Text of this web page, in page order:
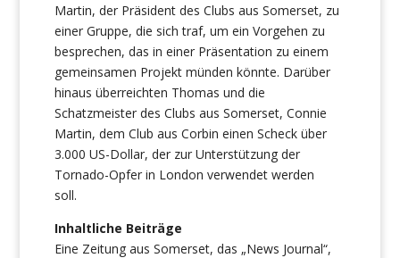
Martin, der Präsident des Clubs aus Somerset, zu
einer Gruppe, die sich traf, um ein Vorgehen zu
besprechen, das in einer Präsentation zu einem
gemeinsamen Projekt münden könnte. Darüber
hinaus überreichten Thomas und die
Schatzmeister des Clubs aus Somerset, Connie
Martin, dem Club aus Corbin einen Scheck über
3.000 US-Dollar, der zur Unterstützung der
Tornado-Opfer in London verwendet werden
soll.
Inhaltliche Beiträge
Eine Zeitung aus Somerset, das „News Journal“,